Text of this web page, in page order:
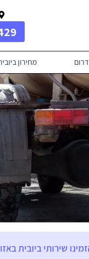
מחירון
שירותי ביובית